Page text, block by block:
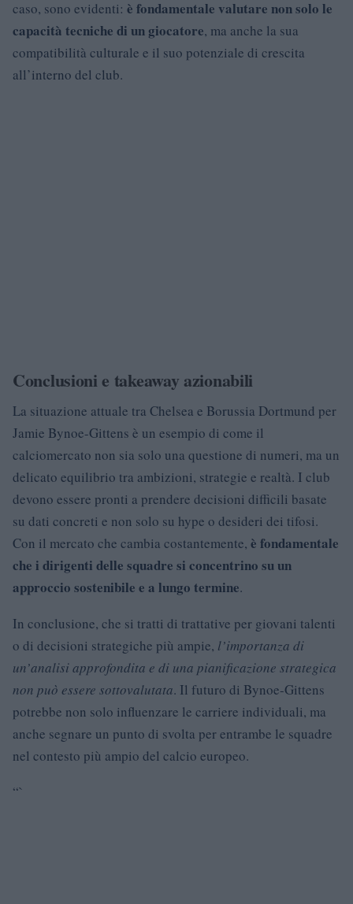
caso, sono evidenti: è fondamentale valutare non solo le
capacità tecniche di un giocatore, ma anche la sua
compatibilità culturale e il suo potenziale di crescita
all’interno del club.
Conclusioni e takeaway azionabili
La situazione attuale tra Chelsea e Borussia Dortmund per
Jamie Bynoe-Gittens è un esempio di come il
calciomercato non sia solo una questione di numeri, ma un
delicato equilibrio tra ambizioni, strategie e realtà. I club
devono essere pronti a prendere decisioni difficili basate
su dati concreti e non solo su hype o desideri dei tifosi.
Con il mercato che cambia costantemente, è fondamentale
che i dirigenti delle squadre si concentrino su un
approccio sostenibile e a lungo termine.
In conclusione, che si tratti di trattative per giovani talenti
o di decisioni strategiche più ampie, l’importanza di
un’analisi approfondita e di una pianificazione strategica
non può essere sottovalutata. Il futuro di Bynoe-Gittens
potrebbe non solo influenzare le carriere individuali, ma
anche segnare un punto di svolta per entrambe le squadre
nel contesto più ampio del calcio europeo.
“`